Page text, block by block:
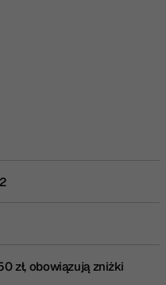
zł, obowiązują zniżki